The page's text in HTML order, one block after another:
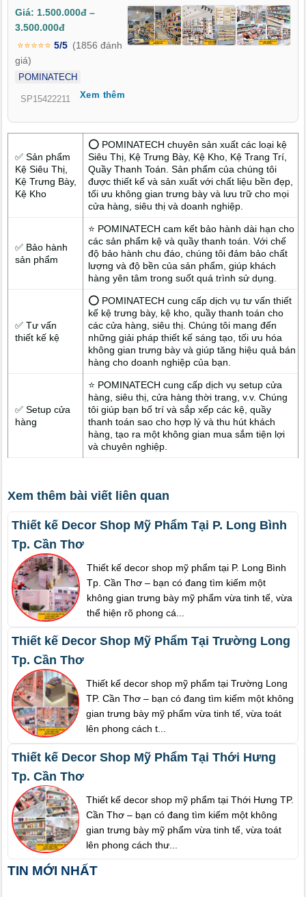
tinh tế, vừa toát lên phong cách thương hiệu đẳng cấp? Trong
ngành làm đẹp, cách bạn trưng bày sản phẩm chính là lời mời
gọi tinh tế nhất đến khách hàng. Bài viết này sẽ giúp bạn khám
phá giải pháp thiết kế nội thất và decor tối ưu, biến cửa hàng
mỹ phẩm trở thành điểm nhấn sang trọng, thu hút mọi ánh
nhìn.
Giá: 1.500.000đ –
3.500.000đ
⭐⭐⭐⭐⭐ 5/5 (1856 đánh
giá)
POMINATECH
SP15422211 Xem thêm
✅ Sản phẩm
Kệ Siêu Thị,
Kệ Trưng Bày,
Kệ Kho
⭕ POMINATECH chuyên sản xuất các loại kệ
Siêu Thị, Kệ Trưng Bày, Kệ Kho, Kệ Trang Trí,
Quầy Thanh Toán. Sản phẩm của chúng tôi
được thiết kế và sản xuất với chất liệu bền đẹp,
tối ưu không gian trưng bày và lưu trữ cho mọi
cửa hàng, siêu thị và doanh nghiệp.
✅ Bảo hành
sản phẩm
⭐ POMINATECH cam kết bảo hành dài hạn cho
các sản phẩm kệ và quầy thanh toán. Với chế
độ bảo hành chu đáo, chúng tôi đảm bảo chất
lượng và độ bền của sản phẩm, giúp khách
hàng yên tâm trong suốt quá trình sử dụng.
✅ Tư vấn
thiết kế kệ
⭕ POMINATECH cung cấp dịch vụ tư vấn thiết
kế kệ trưng bày, kệ kho, quầy thanh toán cho
các cửa hàng, siêu thị. Chúng tôi mang đến
những giải pháp thiết kế sáng tạo, tối ưu hóa
không gian trưng bày và giúp tăng hiệu quả bán
hàng cho doanh nghiệp của bạn.
✅ Setup cửa
hàng
⭐ POMINATECH cung cấp dịch vụ setup cửa
hàng, siêu thị, cửa hàng thời trang, v.v. Chúng
tôi giúp bạn bố trí và sắp xếp các kệ, quầy
thanh toán sao cho hợp lý và thu hút khách
hàng, tạo ra một không gian mua sắm tiện lợi
và chuyên nghiệp.
Xem thêm bài viết liên quan
Thiết kế Decor Shop Mỹ Phẩm Tại P. Long Bình
Tp. Cần Thơ
Thiết kế decor shop mỹ phẩm tại P. Long Bình
Tp. Cần Thơ – bạn có đang tìm kiếm một
không gian trưng bày mỹ phẩm vừa tinh tế, vừa
thể hiện rõ phong cá...
Thiết kế Decor Shop Mỹ Phẩm Tại Trường Long
Tp. Cần Thơ
Thiết kế decor shop mỹ phẩm tại Trường Long
TP. Cần Thơ – bạn có đang tìm kiếm một không
gian trưng bày mỹ phẩm vừa tinh tế, vừa toát
lên phong cách t...
Thiết kế Decor Shop Mỹ Phẩm Tại Thới Hưng
Tp. Cần Thơ
Thiết kế decor shop mỹ phẩm tại Thới Hưng TP.
Cần Thơ – bạn có đang tìm kiếm một không
gian trưng bày mỹ phẩm vừa tinh tế, vừa toát
lên phong cách thư...
TIN MỚI NHẤT